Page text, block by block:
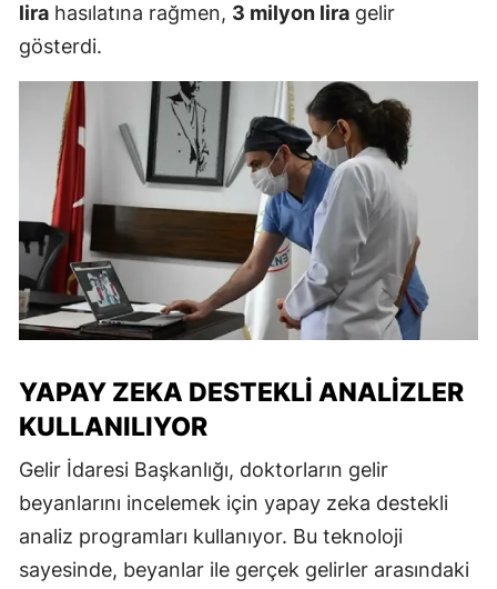
lira hasılatına rağmen, 3 milyon lira gelir
gösterdi.
YAPAY ZEKA DESTEKLI ANALIZLER
KULLANILIYOR
Gelir İdaresi Başkanlığı, doktorların gelir
beyanlarını incelemek için yapay zeka destekli
analiz programları kullanıyor. Bu teknoloji
sayesinde, beyanlar ile gerçek gelirler arasındaki